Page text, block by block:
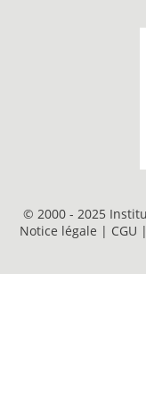
© 2000 - 2025
Notice légale | CGU |